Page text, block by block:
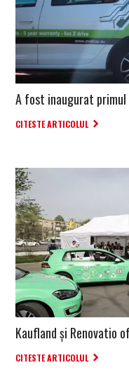
A fost inaugurat
CITESTE ARTICOLUL
Kaufland și Renovatio
CITESTE ARTICOLUL